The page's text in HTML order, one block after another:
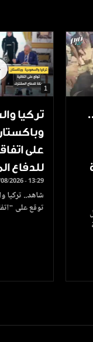
1
تركيا
على
للدفاع
2026 - 13:29
شاهد.. تركيا
توقع على